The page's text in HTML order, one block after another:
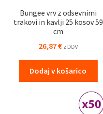
Bungee vrv z odsevnimi
trakovi in kavlji 25 kosov 59
cm
26,87€ z DDV
Dodaj v košarico